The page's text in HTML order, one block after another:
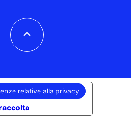
relative alla privacy